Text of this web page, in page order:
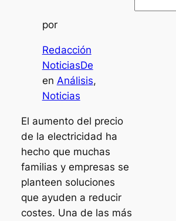
por
Redacción
NoticiasDe
en Análisis
Noticias
El aumento del precio
de la electricidad ha
hecho que muchas
familias y empresas se
planteen soluciones
que ayuden a reducir
costes. Una de las más